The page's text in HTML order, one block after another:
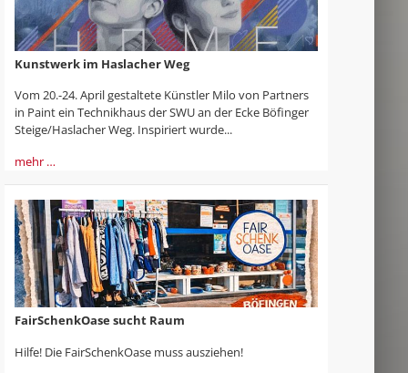
Kunstwerk im Haslacher Weg
Vom 20.-24. April gestaltete Künstler Milo von Partners
in Paint ein Technikhaus der SWU an der Ecke Böfinger
Steige/Haslacher Weg. Inspiriert wurde...
mehr …
FairSchenkOase sucht Raum
Hilfe! Die FairSchenkOase muss ausziehen!